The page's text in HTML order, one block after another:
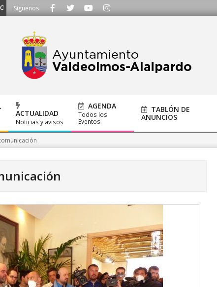
- Llámanos al 91 620 21 53 o escríbenos a ayuntamiento@alalpardo.org
Síguenos
ACTUALIDAD
Noticias y avisos
AGENDA
Todos los
Eventos
TABLÓN DE
ANUNCIOS